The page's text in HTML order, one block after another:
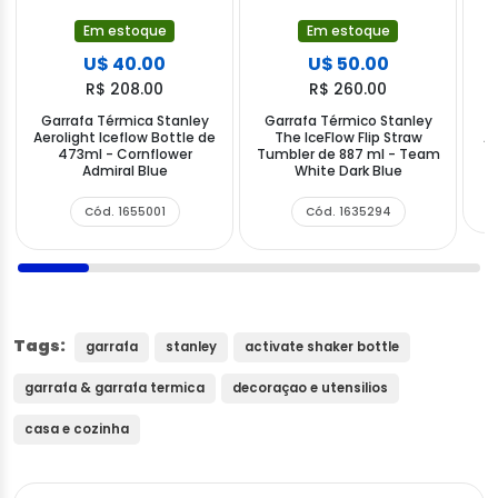
Em estoque
U$ 40.00
R$ 208.00
Garrafa Térmica Stanley
Aerolight Iceflow Bottle de
473ml - Cornflower
Admiral Blue
Cód. 1655001
Em estoque
U$ 50.00
R$ 260.00
Garrafa Térmico Stanley
The IceFlow Flip Straw
Tumbler de 887 ml - Team
White Dark Blue
Cód. 1635294
Tags: garrafa stanley activate shaker bottle
garrafa & garrafa termica decoraçao e utensilios
casa e cozinha